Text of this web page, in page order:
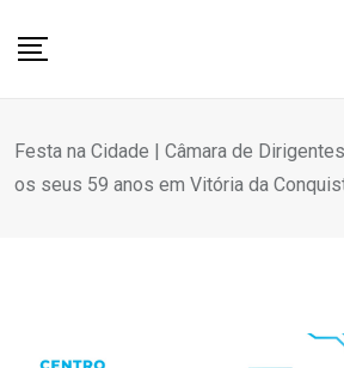
Festa na Cidade | Câmara de
os seus 59 anos em Vitória da